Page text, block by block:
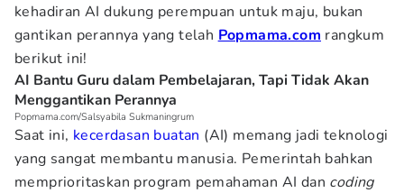
kehadiran AI dukung perempuan untuk maju, bukan
gantikan perannya yang telah Popmama.com rangkum
berikut ini!
AI Bantu Guru dalam Pembelajaran, Tapi Tidak Akan
Menggantikan Perannya
Popmama.com/Salsyabila Sukmaningrum
Saat ini, kecerdasan buatan (AI) memang jadi teknologi
yang sangat membantu manusia. Pemerintah bahkan
memprioritaskan program pemahaman AI dan coding